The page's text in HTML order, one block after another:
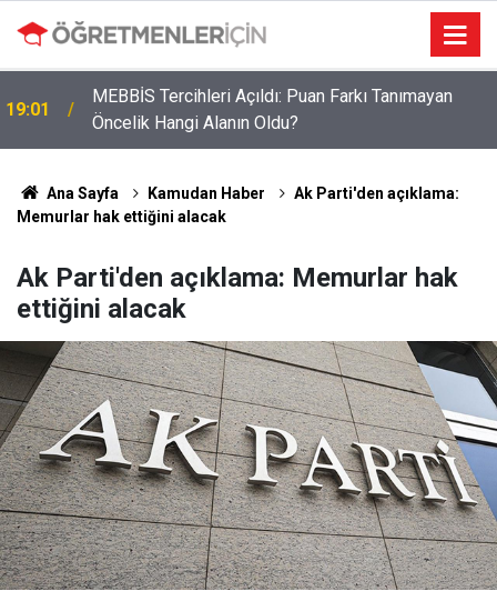
19:01
MEBBİS Tercihleri Açıldı: Puan Farkı Tanımayan
Öncelik Hangi Alanın Oldu?
09:03
Öğretmenlere Müjdeli Haber: Bu 12 İlde Norm
Ana Sayfa Kamudan Haber
Ak Parti'den açıklama:
Memurlar hak ettiğini alacak
Ak Parti'den açıklama: Memurlar hak
ettiğini alacak